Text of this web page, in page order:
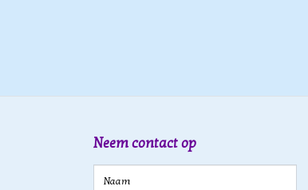
Neem contact op